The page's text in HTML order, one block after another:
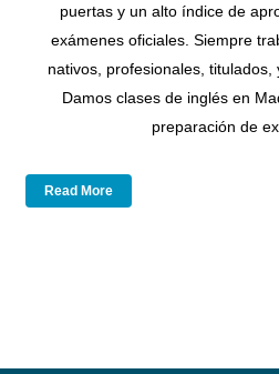
puertas y un alto índice de
exámenes oficiales. Siempre
nativos, profesionales, titulados,
Damos clases de inglés en
preparación de
Read More